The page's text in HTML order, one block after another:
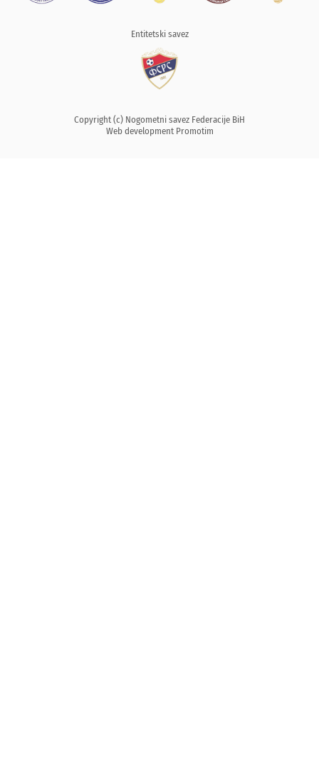
Entitetski savez
Copyright (c) Nogometni savez Federacije BiH
Web development Promotim